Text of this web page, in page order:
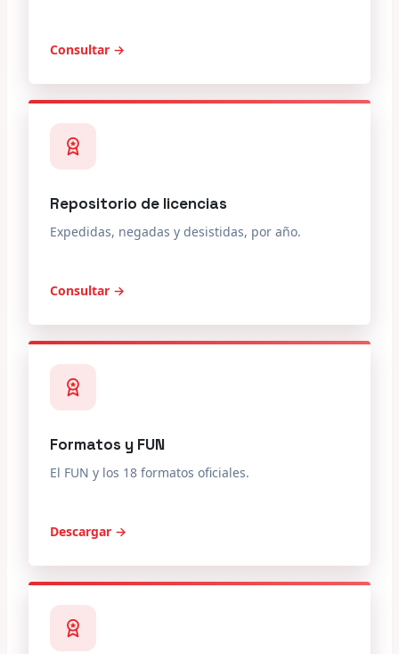
Consultar →
Repositorio de licencias
Expedidas, negadas y desistidas, por año.
Consultar →
Formatos y FUN
El FUN y los 18 formatos oficiales.
Descargar →